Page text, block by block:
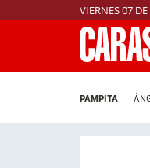
VIERNES 07
PAMPITA